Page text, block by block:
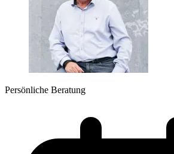
Persönliche Beratung